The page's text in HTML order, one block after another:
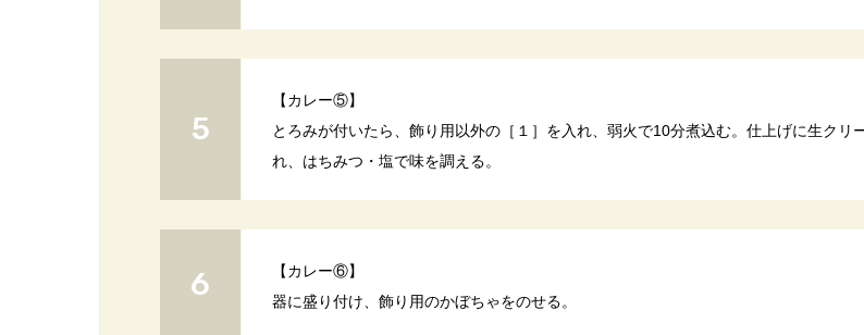
【カレー⑤】
とろみが付いたら、飾り用以外の［１］を入れ、弱火で10分煮込む。仕上げに生クリ
れ、はちみつ・塩で味を調える。
【カレー⑥】
器に盛り付け、飾り用のかぼちゃをのせる。